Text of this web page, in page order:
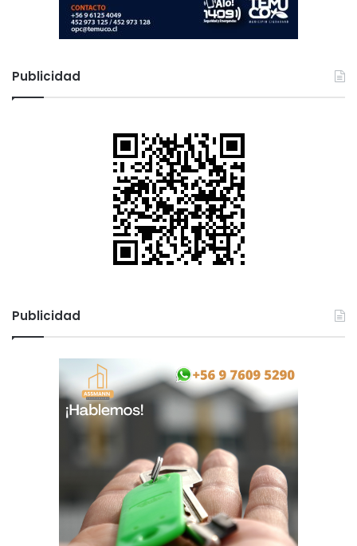
Publicidad
Publicidad